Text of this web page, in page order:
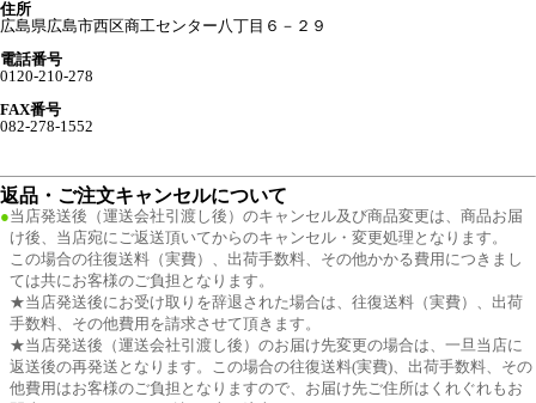
住所
広島県広島市西区商工センター八丁目６－２９
電話番号
0120-210-278
FAX番号
082-278-1552
返品・ご注文キャンセルについて
●当店発送後（運送会社引渡し後）のキャンセル及び商品変更は、商品お届
け後、当店宛にご返送頂いてからのキャンセル・変更処理となります。
この場合の往復送料（実費）、出荷手数料、その他かかる費用につきまし
ては共にお客様のご負担となります。
★当店発送後にお受け取りを辞退された場合は、往復送料（実費）、出荷
手数料、その他費用を請求させて頂きます。
★当店発送後（運送会社引渡し後）のお届け先変更の場合は、一旦当店に
返送後の再発送となります。この場合の往復送料(実費)、出荷手数料、その
他費用はお客様のご負担となりますので、お届け先ご住所はくれぐれもお